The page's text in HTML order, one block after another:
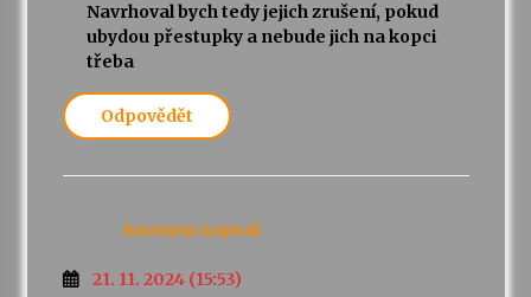
Navrhoval bych tedy jejich zrušení, pokud
ubydou přestupky a nebude jich na kopci
třeba
Odpovědět
Anonym napsal:
21. 11. 2024 (15:53)